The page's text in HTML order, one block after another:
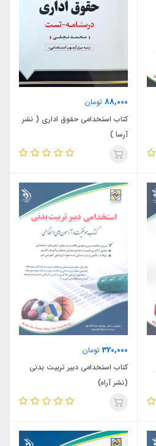
88,000 تومان
کتاب استخدامی حقوق اداری ( نشر
آرسا )
320,000 تومان
کتاب استخدامی دبیر تربیت بدنی
(نشر آراه)